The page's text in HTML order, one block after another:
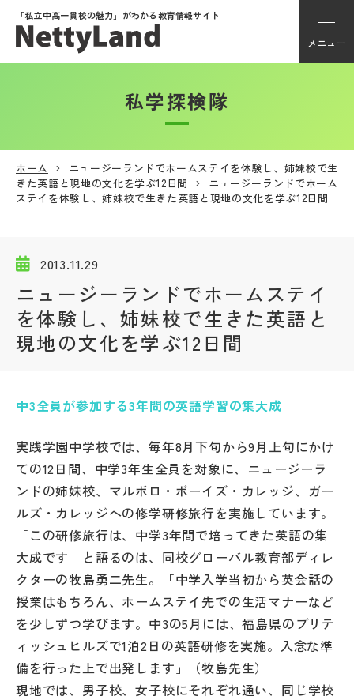
「私立中高一貫校の魅力」がわかる教育情報サイト
メニュー
アカウント登録
メニュー
私学探検隊
説明会・イベント情報
学校からのお知らせ
学校HP最新情報
特集
NettyLandかわら版
私学探検隊
ホーム
ニュージーランドでホームステイを体験し、姉妹校で生
きた英語と現地の文化を学ぶ12日間
ニュージーランドでホーム
ステイを体験し、姉妹校で生きた英語と現地の文化を学ぶ12日間
2013.11.29
ニュージーランドでホームステイ
を体験し、姉妹校で生きた英語と
現地の文化を学ぶ12日間
中3全員が参加する3年間の英語学習の集大成
実践学園中学校では、毎年8月下旬から9月上旬にかけ
ての12日間、中学3年生全員を対象に、ニュージーラ
ンドの姉妹校、マルボロ・ボーイズ・カレッジ、ガー
ルズ・カレッジへの修学研修旅行を実施しています。
「この研修旅行は、中学3年間で培ってきた英語の集
大成です」と語るのは、同校グローバル教育部ディレ
クターの牧島勇二先生。「中学入学当初から英会話の
授業はもちろん、ホームステイ先での生活マナーなど
を少しずつ学びます。中3の5月には、福島県のブリテ
ィッシュヒルズで1泊2日の英語研修を実施。入念な準
備を行った上で出発します」（牧島先生）
現地では、男子校、女子校にそれぞれ通い、同じ学校